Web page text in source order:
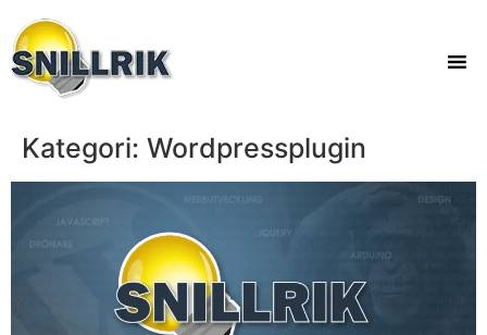
Kategori: Wordpressplugin